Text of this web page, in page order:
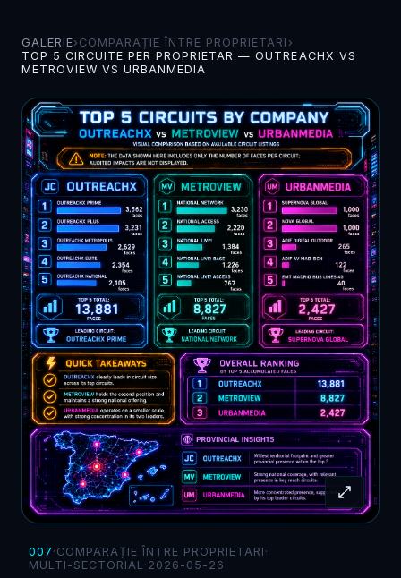
GALERIE› COMPARAȚIE ÎNTRE PROPRIETARI ›
TOP 5 CIRCUITE PER PROPRIETAR — OUTREACHX VS
METROVIEW VS URBANMEDIA
007 · COMPARAȚIE ÎNTRE PROPRIETARI ·
MULTI-SECTORIAL · 2026-05-26